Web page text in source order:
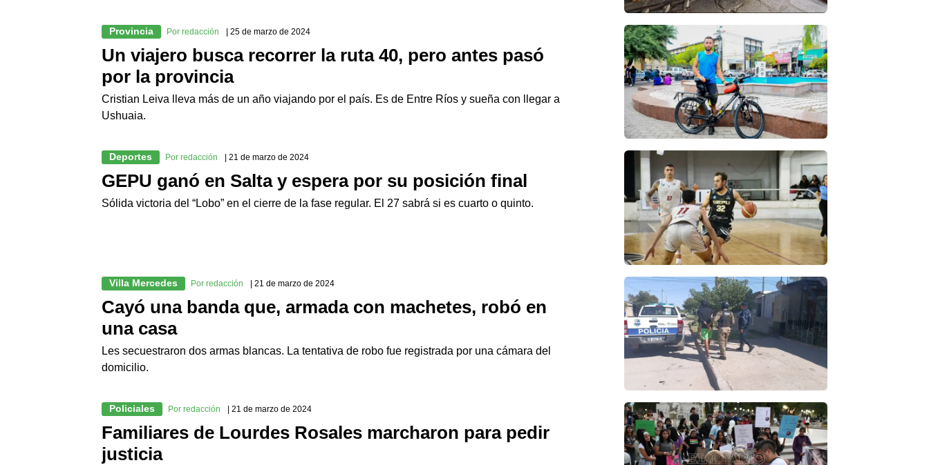
Provincia Por redacción | 25 de marzo de 2024
Un viajero busca recorrer la ruta 40, pero antes pasó
por la provincia
Cristian Leiva lleva más de un año viajando por el país. Es de Entre Ríos y sueña con llegar a
Ushuaia.
Deportes Por redacción | 21 de marzo de 2024
GEPU ganó en Salta y espera por su posición final
Sólida victoria del “Lobo” en el cierre de la fase regular. El 27 sabrá si es cuarto o quinto.
Villa Mercedes Por redacción | 21 de marzo de 2024
Cayó una banda que, armada con machetes, robó en
una casa
Les secuestraron dos armas blancas. La tentativa de robo fue registrada por una cámara del
domicilio.
Policiales Por redacción | 21 de marzo de 2024
Familiares de Lourdes Rosales marcharon para pedir
justicia